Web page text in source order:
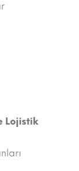
Lojistik